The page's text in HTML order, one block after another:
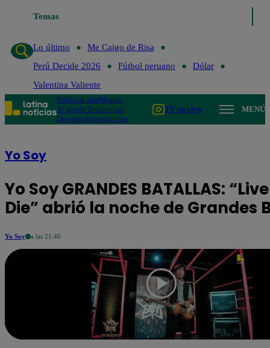
Temas
Lo último
Me Caigo de Risa
Perú Decide 2026
Fútbol peruano
Dólar
Valentina Valiente
PolíticaLimaMundo
Te ayudoTendencias
DeportesEspectáculos
TV en vivo MENÚ
Yo Soy
Yo Soy GRANDES BATALLAS:
Die” abrió la noche de Grandes
Yo Soy a las 21:46